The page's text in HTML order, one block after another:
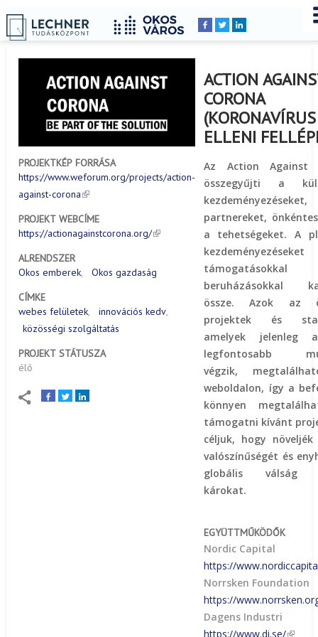
Breadcrumbs
YOU
ARE
HERE:
Címlap Peldatar
PROJEKTKÉP FORRÁSA
https://www.weforum.org/projects/action-
against-corona
PROJEKT WEBCÍME
https://actionagainstcorona.org/
ALRENDSZER
Okos emberek
Okos gazdaság
CÍMKE
webes felületek
innovációs kedv
közösségi szolgáltatás
PROJEKT STÁTUSZA
élő
ACTION
CORONA
(KORONAVÍRUS
ELLENI
Az Action Against
összegyűjti a
kezdeményezéseket,
partnereket,
a tehetségeket.
A
kezdeményezéseket
beruházásokkal
össze.
Azok az
projektek és
amelyek jelenleg
legfontosabb
végzik,
weboldalon, így a
könnyen
támogatni kívánt
céljuk, hogy
valószínűségét és
globális válság
károkat.
EGYÜTTMŰKÖDŐK
Nordic Capital
https://
Norrsken Foundation
https://
Dagens Industri
https://www.di.se/